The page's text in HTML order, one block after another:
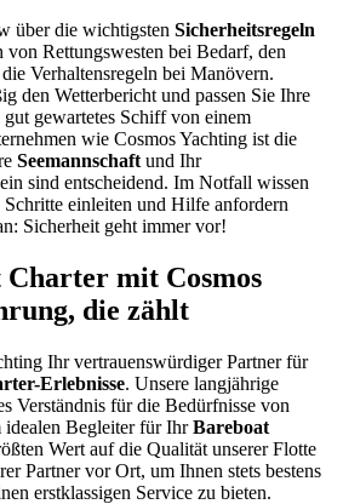
über die wichtigsten Sicherheitsregeln
von Rettungswesten bei Bedarf, den
Verhaltensregeln bei Manövern.
den Wetterbericht und passen Sie Ihre
gewartetes Schiff von einem
wie Cosmos Yachting ist die
Seemannschaft und Ihr
sind entscheidend. Im Notfall wissen
einleiten und Hilfe anfordern
Sicherheit geht immer vor!
mit Cosmos
die zählt
Ihr vertrauenswürdiger Partner für
Erlebnisse. Unsere langjährige
Verständnis für die Bedürfnisse von
idealen Begleiter für IhrBareboat
Wert auf die Qualität unserer Flotte
Partner vor Ort, um Ihnen stets bestens
erstklassigen Service zu bieten.